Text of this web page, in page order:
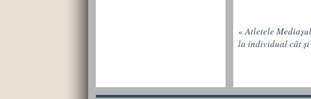
«Atletele
la individual cât și